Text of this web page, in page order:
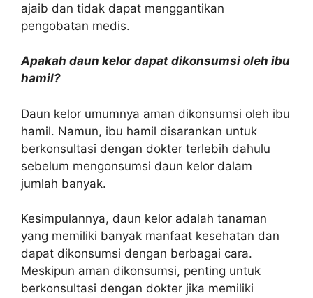
ajaib dan tidak dapat menggantikan
pengobatan medis.
Apakah daun kelor dapat dikonsumsi oleh ibu
hamil?
Daun kelor umumnya aman dikonsumsi oleh ibu
hamil. Namun, ibu hamil disarankan untuk
berkonsultasi dengan dokter terlebih dahulu
sebelum mengonsumsi daun kelor dalam
jumlah banyak.
Kesimpulannya, daun kelor adalah tanaman
yang memiliki banyak manfaat kesehatan dan
dapat dikonsumsi dengan berbagai cara.
Meskipun aman dikonsumsi, penting untuk
berkonsultasi dengan dokter jika memiliki